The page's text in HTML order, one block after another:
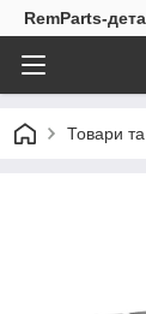
RemParts-
Товари